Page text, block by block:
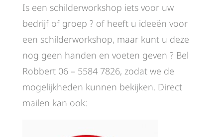
Is een schilderworkshop iets voor uw
bedrijf of groep ? of heeft u ideeën voor
een schilderworkshop, maar kunt u deze
nog geen handen en voeten geven ? Bel
Robbert 06 – 5584 7826, zodat we de
mogelijkheden kunnen bekijken. Direct
mailen kan ook: